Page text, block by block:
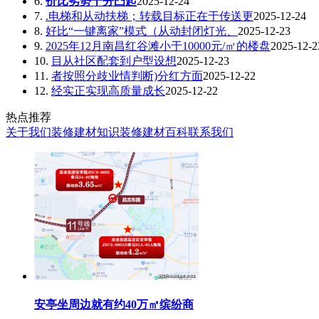
7. .电梯和从动扶梯；转载目标正在于传送更2025-12-24
8. 好比“一键离家”模式（从动封闭灯光、 2025-12-23
9. 2025年12月南昌红谷滩小于10000元/㎡的楼盘2025-12-
10. 目从社区配套到户型设想2025-12-23
11. 者按照分歧业情判断)分红方面2025-12-22
12. 经实正实现高质量成长2025-12-22
热点推荐
关于我们装修建材知识装修建材百科联系我们
安亭坐周边就有约40万㎡缤纷商